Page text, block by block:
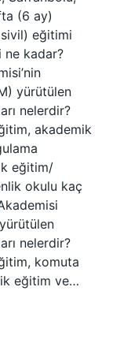
(6 ay)
eğitimi
ne kadar?
yürütülen
nelerdir?
akademik
eğitim/
okulu kaç
nelerdir?
komuta
eğitim ve…